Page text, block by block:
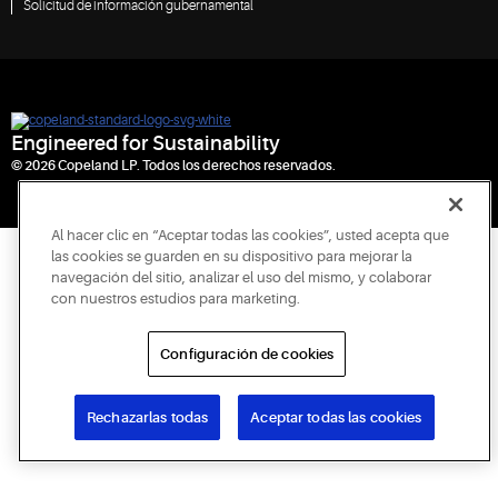
Solicitud de información gubernamental
Engineered for Sustainability
© 2026 Copeland LP. Todos los derechos reservados.
Al hacer clic en “Aceptar todas las cookies”, usted acepta que
las cookies se guarden en su dispositivo para mejorar la
navegación del sitio, analizar el uso del mismo, y colaborar
con nuestros estudios para marketing.
Configuración de cookies
Rechazarlas todas Aceptar todas las cookies